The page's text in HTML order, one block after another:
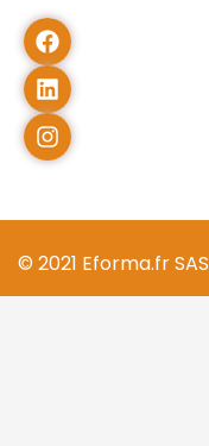
© 2021 Eforma.fr SAS